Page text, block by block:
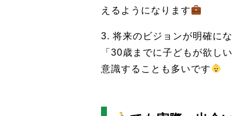
えるようになります
3. 将来のビジョンが明確に
「30歳までに子どもが欲し
意識することも多いです